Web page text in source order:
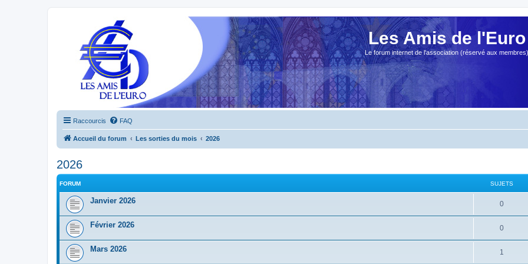
Les Amis de l'Euro
Le forum internet de l'association (réservé aux membres)
Raccourcis FAQ
Accueil du forum Les sorties du mois 2026
2026
FORUM SUJETS
Janvier 2026 0
Février 2026 0
Mars 2026 1